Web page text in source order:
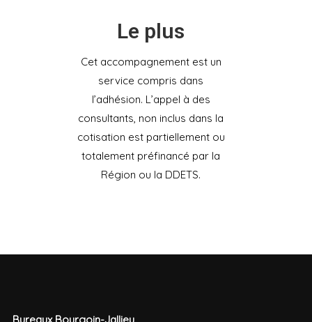
Le plus
Cet accompagnement est un
service compris dans
l’adhésion. L’appel à des
consultants, non inclus dans la
cotisation est partiellement ou
totalement préfinancé par la
Région ou la DDETS.